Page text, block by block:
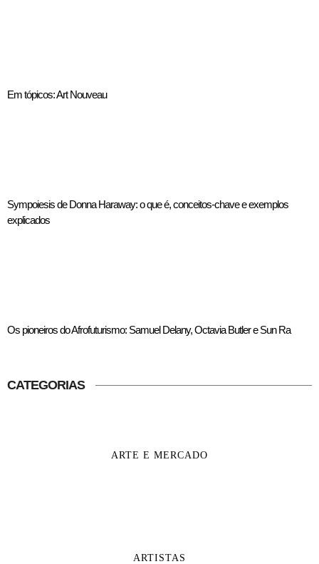
Em tópicos: Art Nouveau
Sympoiesis de Donna Haraway: o que é, conceitos-chave e exemplos
explicados
Os pioneiros do Afrofuturismo: Samuel Delany, Octavia Butler e Sun Ra
CATEGORIAS
ARTE E MERCADO
ARTISTAS